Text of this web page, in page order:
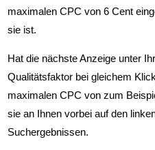
maximalen CPC von 6 Cent
sie ist.
Hat die nächste Anzeige unter
Qualitätsfaktor bei gleichem
maximalen CPC von zum
sie an Ihnen vorbei auf den
Suchergebnissen.